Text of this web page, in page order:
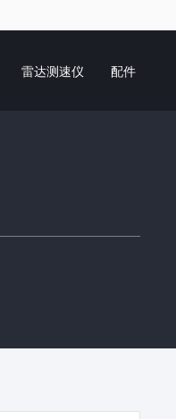
雷达测速仪 配件